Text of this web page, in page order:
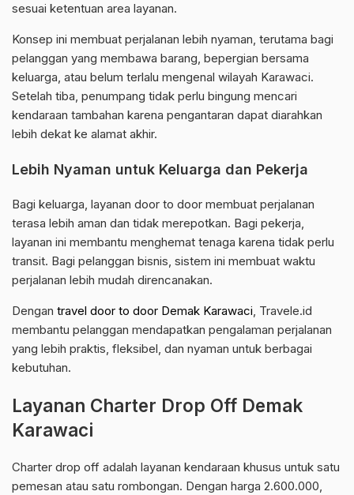
sesuai ketentuan area layanan.
Konsep ini membuat perjalanan lebih nyaman, terutama bagi
pelanggan yang membawa barang, bepergian bersama
keluarga, atau belum terlalu mengenal wilayah Karawaci.
Setelah tiba, penumpang tidak perlu bingung mencari
kendaraan tambahan karena pengantaran dapat diarahkan
lebih dekat ke alamat akhir.
Lebih Nyaman untuk Keluarga dan Pekerja
Bagi keluarga, layanan door to door membuat perjalanan
terasa lebih aman dan tidak merepotkan. Bagi pekerja,
layanan ini membantu menghemat tenaga karena tidak perlu
transit. Bagi pelanggan bisnis, sistem ini membuat waktu
perjalanan lebih mudah direncanakan.
Dengan travel door to door Demak Karawaci, Travele.id
membantu pelanggan mendapatkan pengalaman perjalanan
yang lebih praktis, fleksibel, dan nyaman untuk berbagai
kebutuhan.
Layanan Charter Drop Off Demak
Karawaci
Charter drop off adalah layanan kendaraan khusus untuk satu
pemesan atau satu rombongan. Dengan harga 2.600.000,